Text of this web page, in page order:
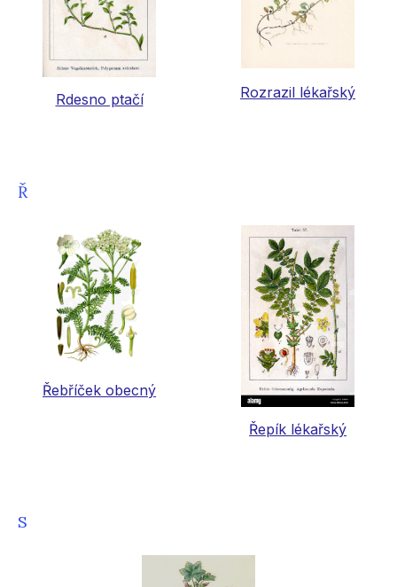
Rdesno ptačí Rozrazil lékařský
Ř
Řebříček obecný
Řepík lékařský
S